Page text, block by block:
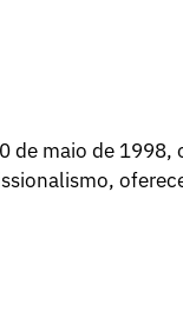
de maio de